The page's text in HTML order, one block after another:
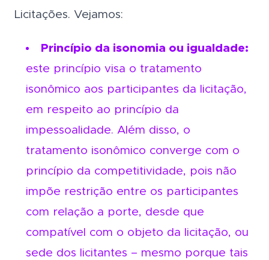
Licitações. Vejamos:
Princípio da isonomia ou igualdade:
este princípio visa o tratamento
isonômico aos participantes da licitação,
em respeito ao princípio da
impessoalidade. Além disso, o
tratamento isonômico converge com o
princípio da competitividade, pois não
impõe restrição entre os participantes
com relação a porte, desde que
compatível com o objeto da licitação, ou
sede dos licitantes – mesmo porque tais